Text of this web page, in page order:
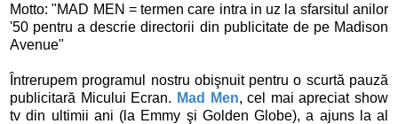
Motto: "MAD MEN = termen care intra in uz la sfarsitul anilor
'50 pentru a descrie directorii din publicitate de pe Madison
Avenue"
Întrerupem programul nostru obişnuit pentru o scurtă pauză
publicitară Micului Ecran. Mad Men, cel mai apreciat show
tv din ultimii ani (la Emmy şi Golden Globe), a ajuns la al